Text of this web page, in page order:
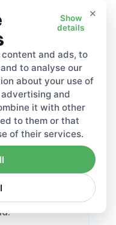
que
con embalaje
Pierde unas
registros
a escala.
países
de
tiempo de
línea de costes
de registro. El
lo
como
×
Show
details
and ads, to
to analyse our
about your use of
and
it with other
to them or that
of their services.